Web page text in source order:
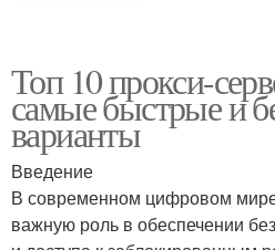
Топ 10 прокси-
самые быстрые и
варианты
Введение
В современном цифровом
важную роль в обеспечении